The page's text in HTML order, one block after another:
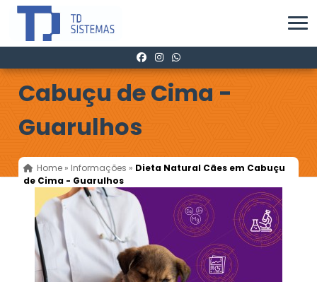
Dieta Natural Cães em
Cabuçu de Cima -
Guarulhos
Home » Informações » Dieta Natural Cães em Cabuçu
de Cima - Guarulhos